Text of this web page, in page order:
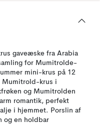
gaveæske fra Arabia
for Mumitrolde-
mini-krus på 12
Mumitrold-krus i
og Mumitrolden
romantik, perfekt
i hjemmet. Porslin af
og en holdbar